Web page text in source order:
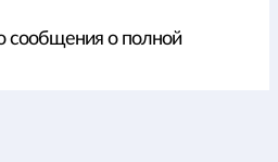
сообщения о полной